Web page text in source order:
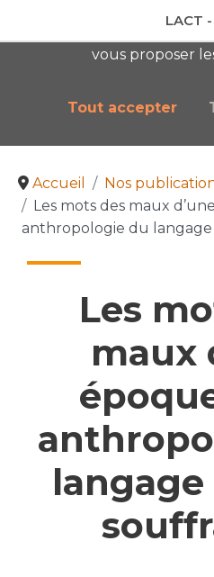
Accueil
Nos
Les mots des maux
anthropologie du
Les
maux
langage
vous proposer
Tout accepter
LACT